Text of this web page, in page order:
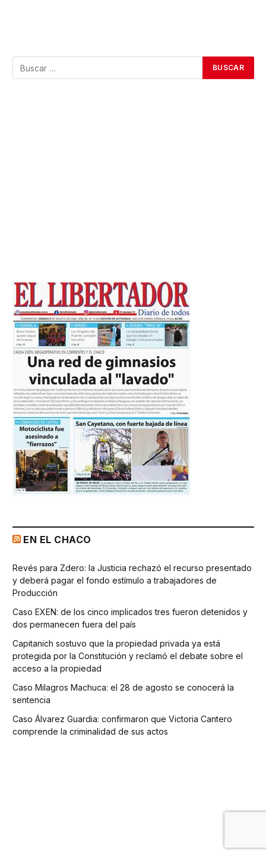
EN EL CHACO
Revés para Zdero: la Justicia rechazó el recurso presentado
y deberá pagar el fondo estímulo a trabajadores de
Producción
Caso EXEN: de los cinco implicados tres fueron detenidos y
dos permanecen fuera del país
Capitanich sostuvo que la propiedad privada ya está
protegida por la Constitución y reclamó el debate sobre el
acceso a la propiedad
Caso Milagros Machuca: el 28 de agosto se conocerá la
sentencia
Caso Álvarez Guardia: confirmaron que Victoria Cantero
comprende la criminalidad de sus actos